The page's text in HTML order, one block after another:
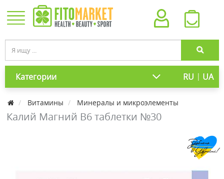
Категории RU | UA
Витамины Минералы и микроэлементы
Калий Магний В6 таблетки №30